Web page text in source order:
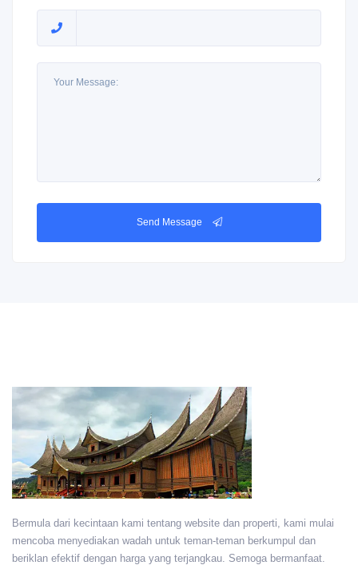
Send Message
Bermula dari kecintaan kami tentang website dan properti, kami mulai
mencoba menyediakan wadah untuk teman-teman berkumpul dan
beriklan efektif dengan harga yang terjangkau. Semoga bermanfaat.